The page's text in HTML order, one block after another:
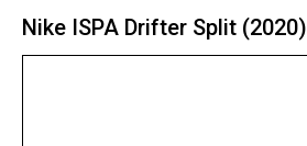
Nike ISPA Drifter Split (2020)